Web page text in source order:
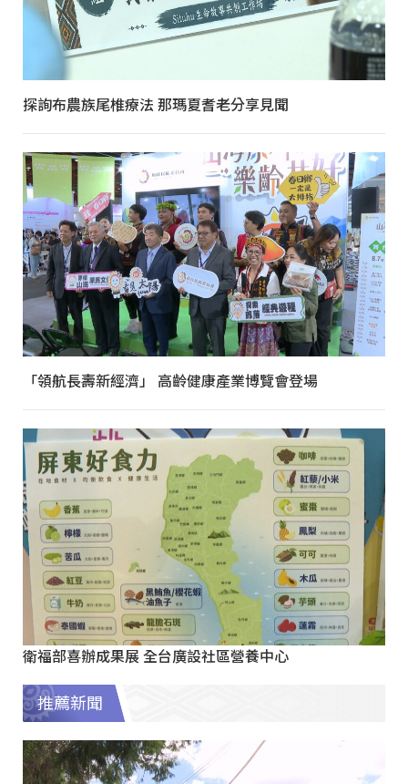
探詢布農族尾椎療法 那瑪夏耆老分享見聞
「領航長壽新經濟」 高齡健康產業博覽會登場
衛福部喜辦成果展 全台廣設社區營養中心
推薦新聞